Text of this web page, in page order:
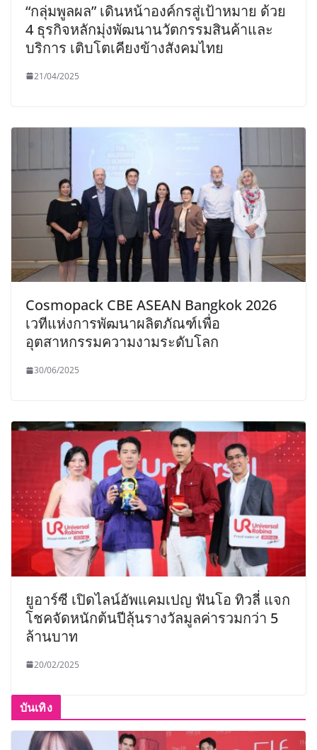
“กลุ่มพูลผล” เดินหน้าองค์กรสู่เป้าหมาย ด้วย
4 ธุรกิจหลักมุ่งพัฒนานวัตกรรมสินค้าและ
บริการ เติบโตเคียงข้างสังคมไทย
21/04/2025
Cosmopack CBE ASEAN Bangkok 2026
เวทีแห่งการพัฒนาผลิตภัณฑ์เพื่อ
อุตสาหกรรมความงามระดับโลก
30/06/2025
ยูอาร์ซี เปิดไลน์อัพแคมเปญ ฟันโอ ทิวลี่ แจก
โชคจัดหนักต้นปีลุ้นรางวัลมูลค่ารวมกว่า 5
ล้านบาท
20/02/2025
บันเทิง